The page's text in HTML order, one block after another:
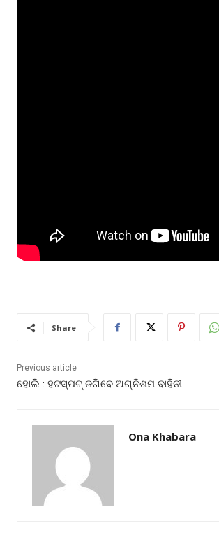
Share
Previous article
ହୋଲି : ହଟସ୍ପଟ୍ ଜଗିବେ ଅଗ୍ନିଶମ ବାହିନୀ
Ona Khabara